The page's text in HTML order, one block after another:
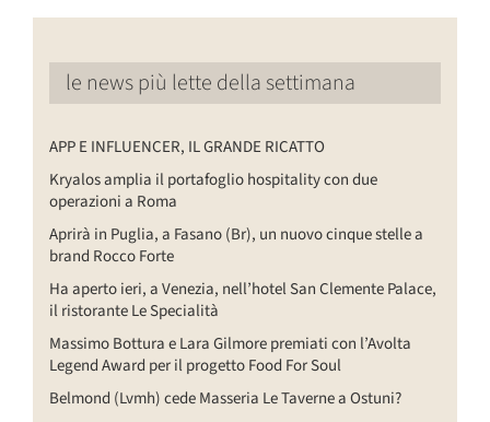
le news più lette della settimana
APP E INFLUENCER, IL GRANDE RICATTO
Kryalos amplia il portafoglio hospitality con due
operazioni a Roma
Aprirà in Puglia, a Fasano (Br), un nuovo cinque stelle a
brand Rocco Forte
Ha aperto ieri, a Venezia, nell’hotel San Clemente Palace,
il ristorante Le Specialità
Massimo Bottura e Lara Gilmore premiati con l’Avolta
Legend Award per il progetto Food For Soul
Belmond (Lvmh) cede Masseria Le Taverne a Ostuni?